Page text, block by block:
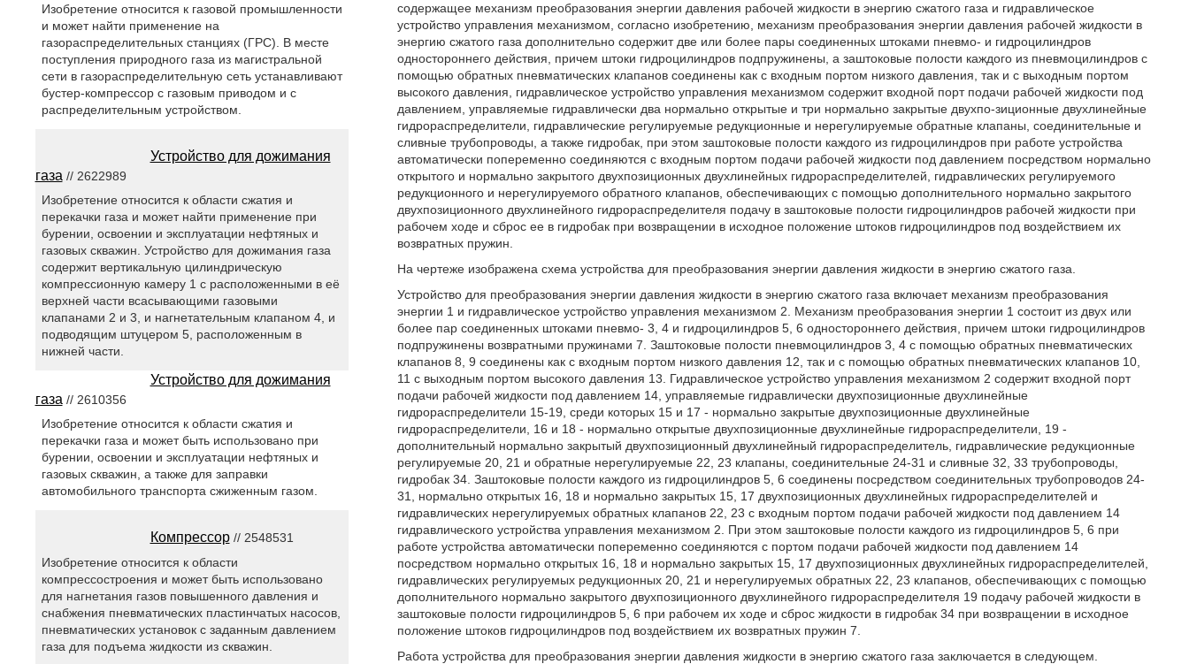
содержащее механизм преобразования энергии давления рабочей жидкости в энергию сжатого газа и гидравлическое
устройство управления механизмом, согласно изобретению, механизм преобразования энергии давления рабочей жидкости в
энергию сжатого газа дополнительно содержит две или более пары соединенных штоками пневмо- и гидроцилиндров
одностороннего действия, причем штоки гидроцилиндров подпружинены, а заштоковые полости каждого из пневмоцилиндров с
помощью обратных пневматических клапанов соединены как с входным портом низкого давления, так и с выходным портом
высокого давления, гидравлическое устройство управления механизмом содержит входной порт подачи рабочей жидкости под
давлением, управляемые гидравлически два нормально открытые и три нормально закрытые двухпо-зиционные двухлинейные
гидрораспределители, гидравлические регулируемые редукционные и нерегулируемые обратные клапаны, соединительные и
сливные трубопроводы, а также гидробак, при этом заштоковые полости каждого из гидроцилиндров при работе устройства
автоматически попеременно соединяются с входным портом подачи рабочей жидкости под давлением посредством нормально
открытого и нормально закрытого двухпозиционных двухлинейных гидрораспределителей, гидравлических регулируемого
редукционного и нерегулируемого обратного клапанов, обеспечивающих с помощью дополнительного нормально закрытого
двухпозиционного двухлинейного гидрораспределителя подачу в заштоковые полости гидроцилиндров рабочей жидкости при
рабочем ходе и сброс ее в гидробак при возвращении в исходное положение штоков гидроцилиндров под воздействием их
возвратных пружин.
На чертеже изображена схема устройства для преобразования энергии давления жидкости в энергию сжатого газа.
Устройство для преобразования энергии давления жидкости в энергию сжатого газа включает механизм преобразования
энергии 1 и гидравлическое устройство управления механизмом 2. Механизм преобразования энергии 1 состоит из двух или
более пар соединенных штоками пневмо- 3, 4 и гидроцилиндров 5, 6 одностороннего действия, причем штоки гидроцилиндров
подпружинены возвратными пружинами 7. Заштоковые полости пневмоцилиндров 3, 4 с помощью обратных пневматических
клапанов 8, 9 соединены как с входным портом низкого давления 12, так и с помощью обратных пневматических клапанов 10,
11 с выходным портом высокого давления 13. Гидравлическое устройство управления механизмом 2 содержит входной порт
подачи рабочей жидкости под давлением 14, управляемые гидравлически двухпозиционные двухлинейные
гидрораспределители 15-19, среди которых 15 и 17 - нормально закрытые двухпозиционные двухлинейные
гидрораспределители, 16 и 18 - нормально открытые двухпозиционные двухлинейные гидрораспределители, 19 -
дополнительный нормально закрытый двухпозиционный двухлинейный гидрораспределитель, гидравлические редукционные
регулируемые 20, 21 и обратные нерегулируемые 22, 23 клапаны, соединительные 24-31 и сливные 32, 33 трубопроводы,
гидробак 34. Заштоковые полости каждого из гидроцилиндров 5, 6 соединены посредством соединительных трубопроводов 24-
31, нормально открытых 16, 18 и нормально закрытых 15, 17 двухпозиционных двухлинейных гидрораспределителей и
гидравлических нерегулируемых обратных клапанов 22, 23 с входным портом подачи рабочей жидкости под давлением 14
гидравлического устройства управления механизмом 2. При этом заштоковые полости каждого из гидроцилиндров 5, 6 при
работе устройства автоматически попеременно соединяются с портом подачи рабочей жидкости под давлением 14
посредством нормально открытых 16, 18 и нормально закрытых 15, 17 двухпозиционных двухлинейных гидрораспределителей,
гидравлических регулируемых редукционных 20, 21 и нерегулируемых обратных 22, 23 клапанов, обеспечивающих с помощью
дополнительного нормально закрытого двухпозиционного двухлинейного гидрораспределителя 19 подачу рабочей жидкости в
заштоковые полости гидроцилиндров 5, 6 при рабочем их ходе и сброс жидкости в гидробак 34 при возвращении в исходное
положение штоков гидроцилиндров под воздействием их возвратных пружин 7.
Работа устройства для преобразования энергии давления жидкости в энергию сжатого газа заключается в следующем.
Изобретение относится к газовой промышленности
и может найти применение на
газораспределительных станциях (ГРС). В месте
поступления природного газа из магистральной
сети в газораспределительную сеть устанавливают
бустер-компрессор с газовым приводом и с
распределительным устройством.
Устройство для дожимания
газа // 2622989
Изобретение относится к области сжатия и
перекачки газа и может найти применение при
бурении, освоении и эксплуатации нефтяных и
газовых скважин. Устройство для дожимания газа
содержит вертикальную цилиндрическую
компрессионную камеру 1 с расположенными в её
верхней части всасывающими газовыми
клапанами 2 и 3, и нагнетательным клапаном 4, и
подводящим штуцером 5, расположенным в
нижней части.
Устройство для дожимания
газа// 2610356
Изобретение относится к области сжатия и
перекачки газа и может быть использовано при
бурении, освоении и эксплуатации нефтяных и
газовых скважин, а также для заправки
автомобильного транспорта сжиженным газом.
Компрессор// 2548531
Изобретение относится к области
компрессостроения и может быть использовано
для нагнетания газов повышенного давления и
снабжения пневматических пластинчатых насосов,
пневматических установок с заданным давлением
газа для подъема жидкости из скважин.